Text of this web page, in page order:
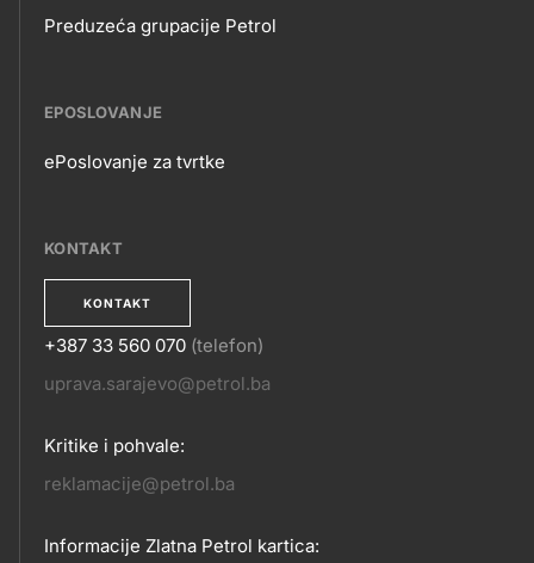
Preduzeća grupacije Petrol
EPOSLOVANJE
ePoslovanje za tvrtke
KONTAKT
KONTAKT
KONTAKT
+387 33 560 070 (telefon)
uprava.sarajevo@petrol.ba
Kritike i pohvale:
reklamacije@petrol.ba
Informacije Zlatna Petrol kartica: